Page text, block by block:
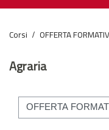
Corsi OFFERTA
Agraria
Categorie di corso